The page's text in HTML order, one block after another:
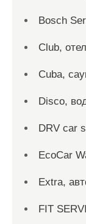
Bosch
Club,
Cuba,
Disco,
DRV car
EcoCar
Extra,
FIT